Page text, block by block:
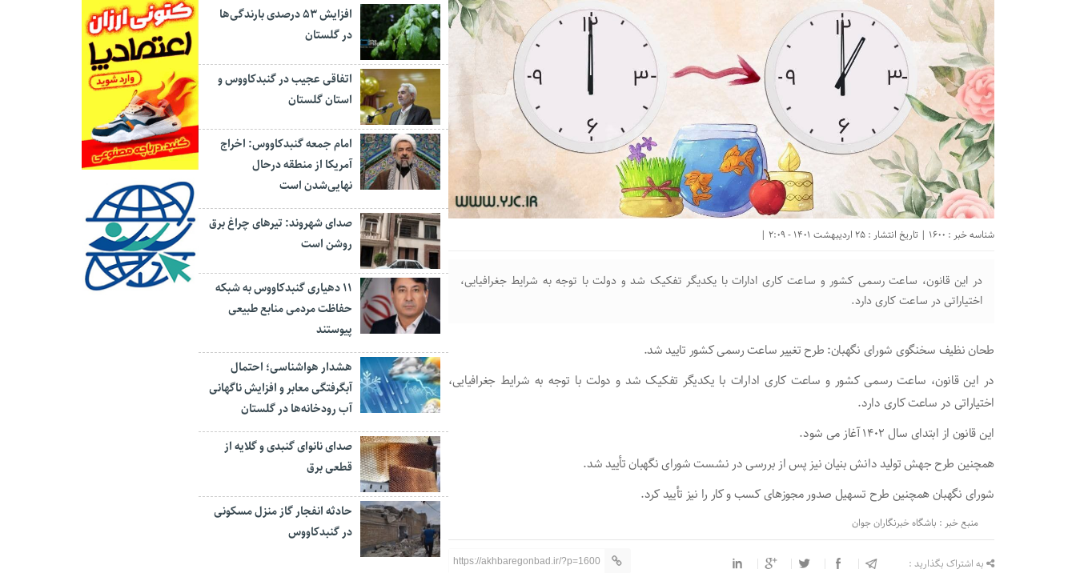
شناسه خبر : 1600 | تاریخ انتشار : 25 اردیبهشت 1401 - 2:09 |
در این قانون، ساعت رسمی کشور و ساعت کاری ادارات با یکدیگر تفکیک شد و دولت با توجه به شرایط جغرافیایی،
اختیاراتی در ساعت کاری دارد.
طحان نظیف سخنگوی شورای نگهبان: طرح تغییر ساعت رسمی کشور تایید شد.
در این قانون، ساعت رسمی کشور و ساعت کاری ادارات با یکدیگر تفکیک شد و دولت با توجه به شرایط جغرافیایی،
اختیاراتی در ساعت کاری دارد.
این قانون از ابتدای سال ۱۴۰۲ آغاز می شود.
همچنین طرح جهش تولید دانش بنیان نیز پس از بررسی در نشست شورای نگهبان تأیید شد.
شورای نگهبان همچنین طرح تسهیل صدور مجوزهای کسب و کار را نیز تأیید کرد.
منبع خبر : باشگاه خبرنگاران جوان
به اشتراک بگذارید : https://akhbaregonbad.ir/?p=1600
افزایش ۵۳ درصدی بارندگی‌ها
در گلستان
اتفاقی عجیب در‌ گنبدکاووس و
استان گلستان
امام جمعه گنبدکاووس: اخراج
آمریکا از منطقه درحال
نهایی‌شدن است
صدای شهروند: تیرهای چراغ برق
روشن است
۱۱ دهیاری گنبدکاووس به شبکه
حفاظت مردمی منابع طبیعی
پیوستند
هشدار هواشناسی؛ احتمال
آبگرفتگی معابر و افزایش ناگهانی
آب رودخانه‌ها در گلستان
صدای نانوای گنبدی و گلایه از
قطعی برق
حادثه انفجار گاز منزل مسکونی
در گنبدکاووس